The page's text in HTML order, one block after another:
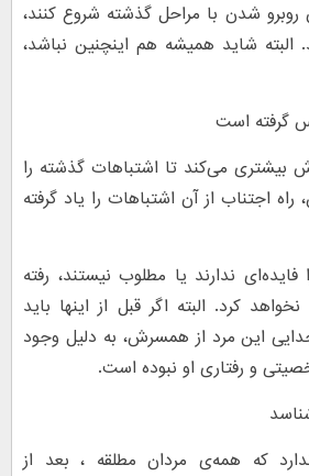
شدن با مراحل گذشته شروع کنند،
شاید همیشه هم اینچنین نباشد،
بیشتری می‌کند تا اشتباهات گذشته را
راه اجتناب از آن اشتباهات را یاد گرفته
فایده‌ای ندارند یا مطلوب نیستند، رفته
کرد. البته اگر قبل از اینها باید
این مرد از همسرش، به دلیل وجود
و رفتاری او نبوده است.
که همه‌ی مردان مطلقه ، بعد از